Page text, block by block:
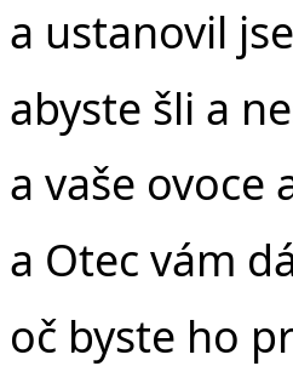
a ustanovil
abyste šli a
a vaše ovoce
a Otec vám
oč byste ho